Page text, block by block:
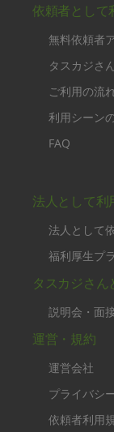
依頼者として
無料依頼者
タスカジさ
ご利用の流
利用シーン
FAQ
法人として利
法人として
福利厚生プ
タスカジさん
説明会・面
運営・規約
運営会社
プライバシ
依頼者利用